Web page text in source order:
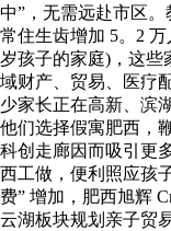
中”，无需远赴市区
常住生齿增加 5。2 万
岁孩子的家庭)，这些
域财产、贸易、医疗
少家长正在高新、滨
他们选择假寓肥西，
科创走廊因而吸引更
西工做，便利照应孩
费” 增加，肥西旭辉
云湖板块规划亲子贸